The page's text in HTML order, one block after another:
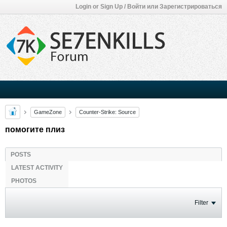
Login or Sign Up / Войти или Зарегистрироваться
GameZone Counter-Strike: Source
помогите плиз
POSTS
LATEST ACTIVITY
PHOTOS
Filter